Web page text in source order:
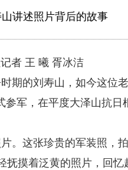
讲述照片背后的故事
者 王 曦 胥冰洁
期的刘寿山，如今这位
军，在平度大泽山抗
。这张珍贵的军装照，
摸着泛黄的照片，回忆